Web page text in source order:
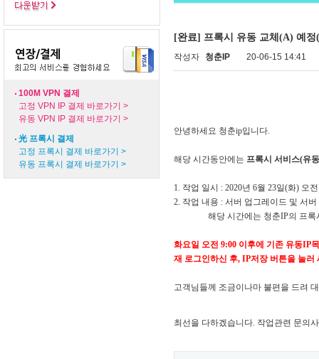
100M VPN 결제
고정 VPN IP 결제 바로가기 >
유동 VPN IP 결제 바로가기 >
光 프록시 결제
고정 프록시 결제 바로가기 >
유동 프록시 결제 바로가기 >
[완료] 프록시 유동 교체(A) 예정
작성자 청춘IP 20-06-15 14:41
안녕하세요 청춘ip입니다.
해 당 시간동안에는 프록시 서비스(유
1. 작업 일시 : 2020년 6월 23일(화) 오
2. 작업 내용 : 서버 업그레이드 및 서
해당 시간에는 청춘IP의 프록시
화요일 오전 9:00 이후에 기존 유동IP
재 로그인하신 후, ​IP저장 버튼을 눌러
고객님들께 조금이나마 불편을 드려
최선을 다하겠습니다. 작업관련 문의